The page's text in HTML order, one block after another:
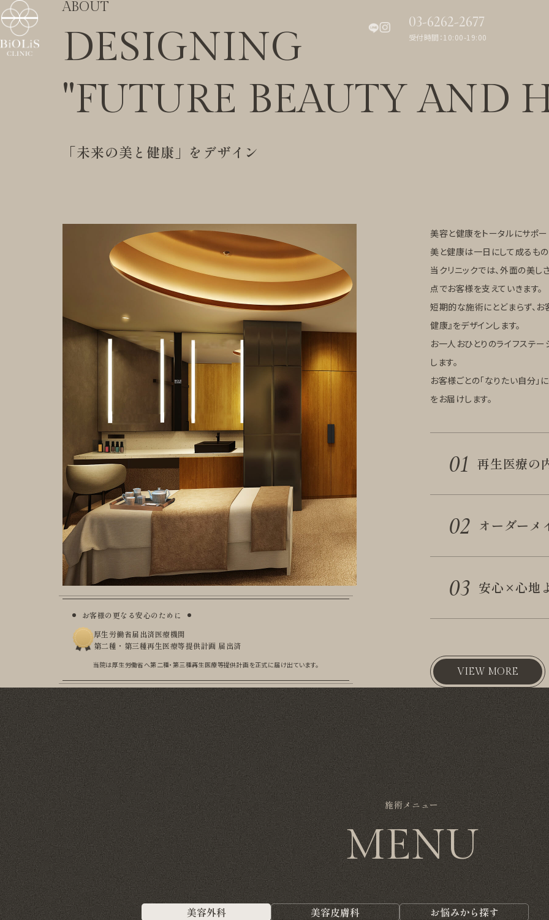
03-6262-2677
受付時間：10:00-19:00
ABOUT
DESIGNING
"FUTURE BEAUTY AND
「未来の美と健康」をデザイン
お客様の更なる安心のために
厚生労働省届出済医療機関
第二種・第三種再生医療等提供計画 届出済
当院は厚生労働省へ第二種・第三種再生医療等提供計画を正式に届け出ています。
美容と健康をトータルにサポー
美と健康は一日にして成るもの
当クリニックでは、外面の美
点でお客様を支えていきます。
短期的な施術にとどまらず、
健康』をデザインします。
お一人おひとりのライフステ
します。
お客様ごとの「なりたい自分
をお届けします。
01 再生医療の
02 オーダーメ
03 安心×心地
VIEW MORE
施術メニュー
MENU
美容外科 美容皮膚科 お悩みから探す